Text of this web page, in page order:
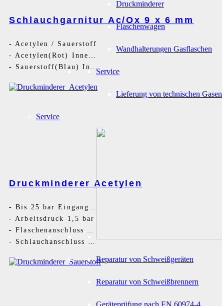
Druckminderer
Flaschenwagen
Wandhalterungen Gasflaschen
Service
Lieferung von technischen Gasen
Service
Reparatur von Schweißgeräten
Reparatur von Schweißbrennern
Geräteprüfung nach EN 60974-4
Schlauchgarnitur Ac/Ox 9 x 6 mm
-Acetylen / Sauerstoff
-Acetylen(Rot) Innen 9 mm - G3/8LH
- Sauerstoff(Blau) Innen 6 mm- G1/4RH
Druckminderer Acetylen
-Bis 25 bar Eingangsdruck
-Arbeitsdruck 1,5 bar
-Flaschenanschluss Bügel
- Schlauchanschluss G3/8LH